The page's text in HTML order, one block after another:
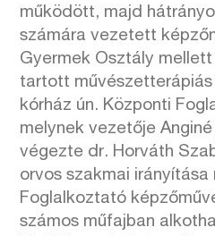
működött, majd
számára vezetett
Gyermek Osztály
tartott
kórház ún. Központi
melynek vezetője
végezte dr. Horváth
orvos szakmai irányítása
Foglalkoztató
számos műfajban